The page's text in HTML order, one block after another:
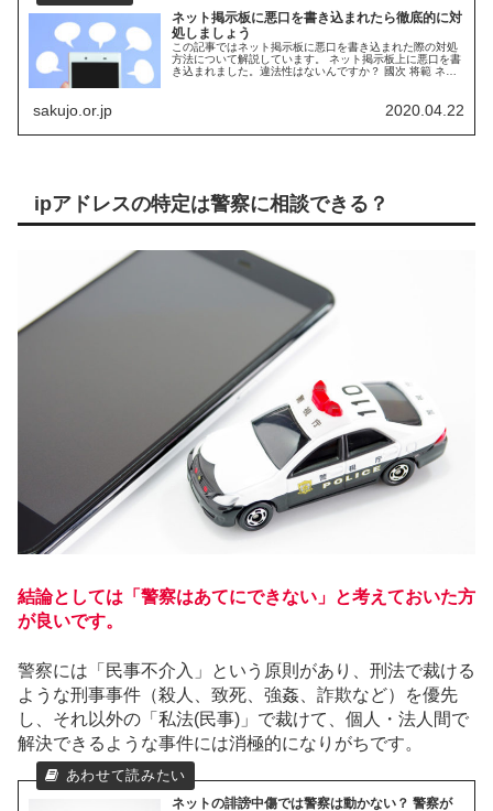
ネット掲示板に悪口を書き込まれたら徹底的に対
処しましょう
この記事ではネット掲示板に悪口を書き込まれた際の対処
方法について解説しています。 ネット掲示板上に悪口を書
き込まれました。違法性はないんですか？ 國次 将範 ネッ
sakujo.or.jp 2020.04.22
ipアドレスの特定は警察に相談できる？
結論としては「警察はあてにできない」と考えておいた方
が良いです。
警察には「民事不介入」という原則があり、刑法で裁ける
ような刑事事件（殺人、致死、強姦、詐欺など）を優先
し、それ以外の「私法(民事)」で裁けて、個人・法人間で
解決できるような事件には消極的になりがちです。
ネットの誹謗中傷では警察は動かない？ 警察が